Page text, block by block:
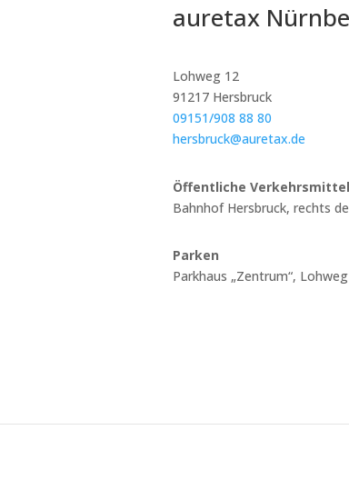
auretax
Lohweg 12
91217 Hersbruck
09151/908 88 80
hersbruck@auretax.de
Öffentliche Verkehrsmittel
Bahnhof Hersbruck, rechts
Parken
Parkhaus „Zentrum“,